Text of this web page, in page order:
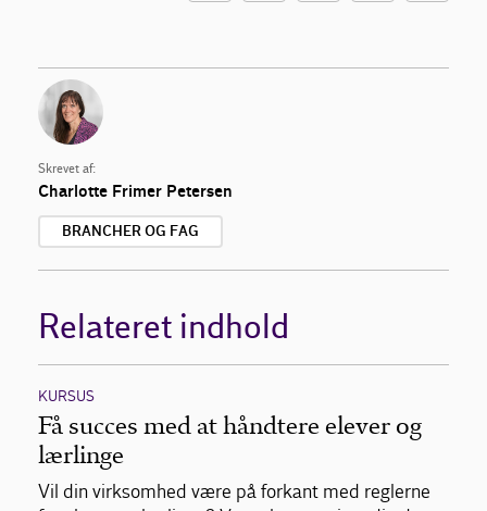
Skrevet af:
Charlotte Frimer Petersen
BRANCHER OG FAG
Relateret indhold
KURSUS
Få succes med at håndtere elever og
lærlinge
Vil din virksomhed være på forkant med reglerne